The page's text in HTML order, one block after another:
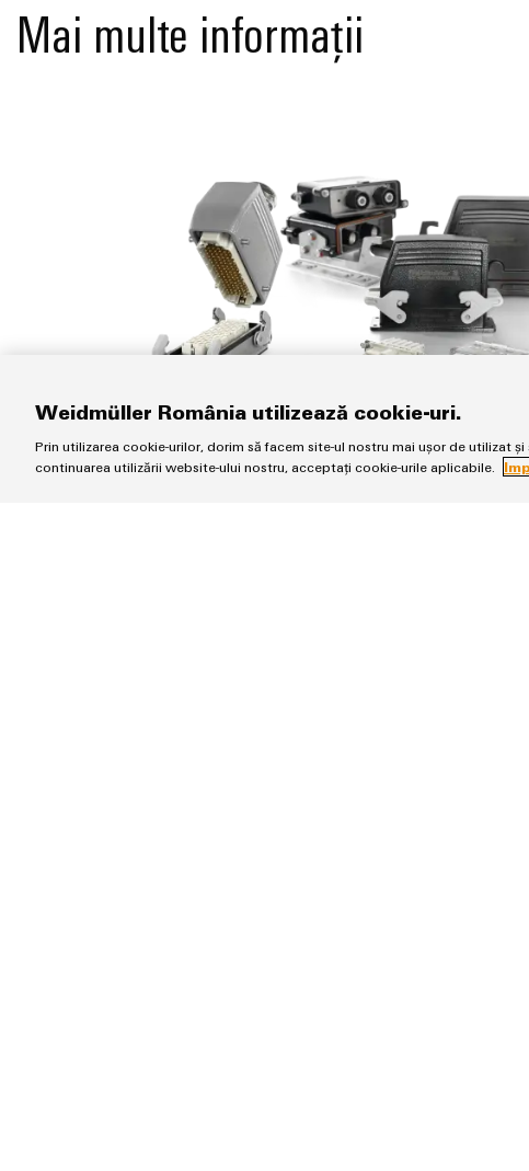
Mai multe informații
Weidmüller România utilizează cookie-uri.
Prin utilizarea cookie-urilor, dorim să facem site-ul nostru mai ușor de utilizat
continuarea utilizării website-ului nostru, acceptați cookie-urile aplicabile.